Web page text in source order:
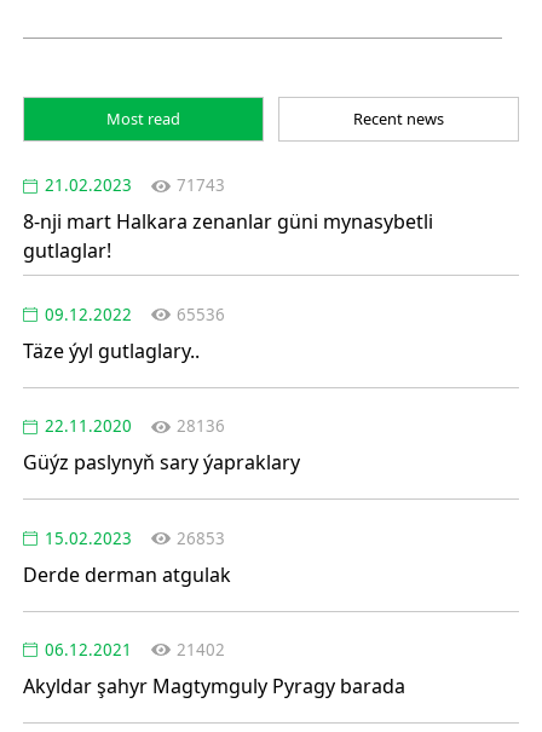
Most read Recent news
21.02.2023 71743
8-nji mart Halkara zenanlar güni mynasybetli
gutlaglar!
09.12.2022 65536
Täze ýyl gutlaglary..
22.11.2020 28136
Güýz paslynyň sary ýapraklary
15.02.2023 26853
Derde derman atgulak
06.12.2021 21402
Akyldar şahyr Magtymguly Pyragy barada